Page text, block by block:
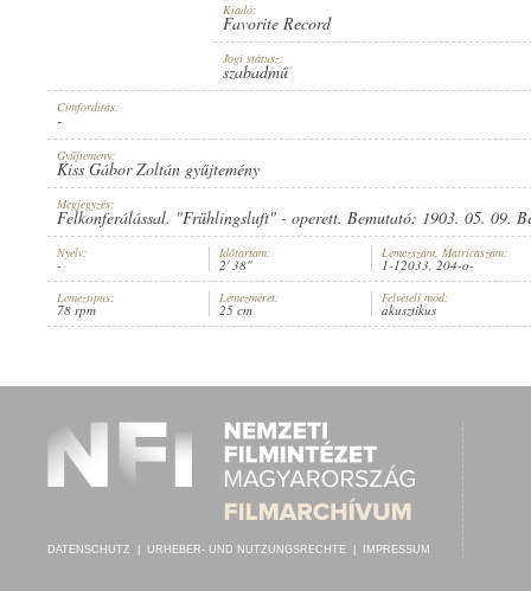
INTERPRET: KAISER FRANZ-GARDE-GRENADIER-REGIMENT, VEZÉNYEL:
HERSTELLER:
PLATTENAUFNAHME:
Kiadó:
Favorite Record
Jogi státusz:
szabadmű
Címfordítás:
-
Gyűjtemény:
Kiss Gábor Zoltán gyűjtemény
Megjegyzés:
Felkonferálással. "Frühlingsluft" - operett. Bemutató: 1903. 05. 09.
Nyelv:
-
Időtartam:
2' 38"
Lemezszám, Matricaszám:
1-12033, 204-o-
Lemeztípus:
78 rpm
Lemezméret:
25 cm
Felvételi mód:
akusztikus
DATENSCHUTZ URHEBER- UND NUTZUNGSRECHTE IMPRESSUM